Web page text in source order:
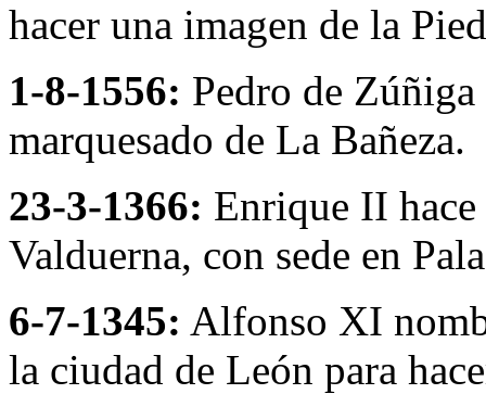
hacer una imagen de la
1-8-1556: Pedro de
marquesado de La Bañeza.
23-3-1366: Enrique II
Valduerna, con sede en
6-7-1345: Alfonso XI
la ciudad de León para